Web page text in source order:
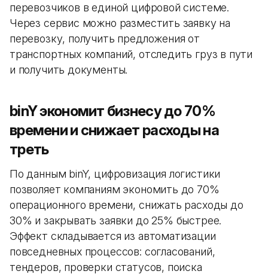
перевозчиков в единой цифровой системе.
Через сервис можно разместить заявку на
перевозку, получить предложения от
транспортных компаний, отследить груз в пути
и получить документы.
binY экономит бизнесу до 70%
времени и снижает расходы на
треть
По данным binY, цифровизация логистики
позволяет компаниям экономить до 70%
операционного времени, снижать расходы до
30% и закрывать заявки до 25% быстрее.
Эффект складывается из автоматизации
повседневных процессов: согласований,
тендеров, проверки статусов, поиска